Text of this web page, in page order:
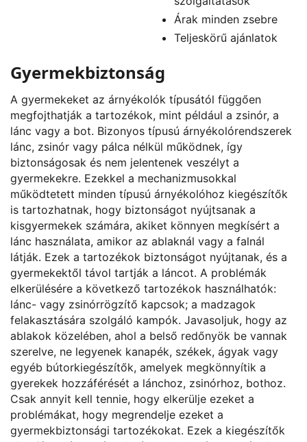
Árak minden zsebre
Teljeskörű ajánlatok
Gyermekbiztonság
A gyermekeket az árnyékolók típusától függően
megfojthatják a tartozékok, mint például a zsinór, a
lánc vagy a bot. Bizonyos típusú árnyékolórendszerek
lánc, zsinór vagy pálca nélkül működnek, így
biztonságosak és nem jelentenek veszélyt a
gyermekekre. Ezekkel a mechanizmusokkal
működtetett minden típusú árnyékolóhoz kiegészítők
is tartozhatnak, hogy biztonságot nyújtsanak a
kisgyermekek számára, akiket könnyen megkísért a
lánc használata, amikor az ablaknál vagy a falnál
látják. Ezek a tartozékok biztonságot nyújtanak, és a
gyermekektől távol tartják a láncot. A problémák
elkerülésére a következő tartozékok használhatók:
lánc- vagy zsinórrögzítő kapcsok; a madzagok
felakasztására szolgáló kampók. Javasoljuk, hogy az
ablakok közelében, ahol a belső redőnyök be vannak
szerelve, ne legyenek kanapék, székek, ágyak vagy
egyéb bútorkiegészítők, amelyek megkönnyítik a
gyerekek hozzáférését a lánchoz, zsinórhoz, bothoz.
Csak annyit kell tennie, hogy elkerülje ezeket a
problémákat, hogy megrendelje ezeket a
gyermekbiztonsági tartozékokat. Ezek a kiegészítők